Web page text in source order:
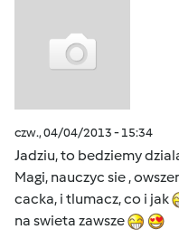
czw., 04/04/2013 - 15:34
Jadziu, to bedziemy
Magi, nauczyc sie ,
cacka, i tlumacz, co i jak
na swieta zawsze